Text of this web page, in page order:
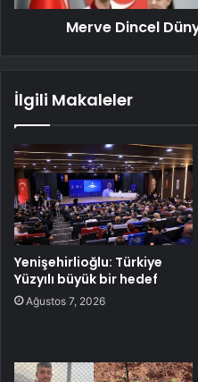
Merve Dincel
İlgili Makaleler
Yenişehirlioğlu: Türkiye
Yüzyılı büyük bir hedef
Ağustos 7, 2026